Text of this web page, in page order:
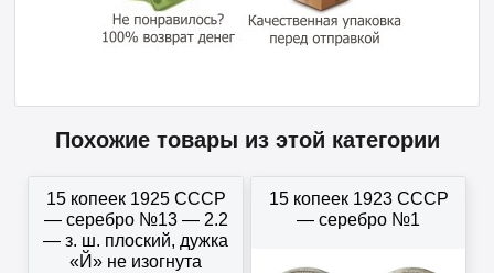
Похожие товары из этой категории
15 копеек 1925 СССР
— серебро №13 — 2.2
— з. ш. плоский, дужка
«Й» не изогнута
15 копеек 1923 СССР
— серебро №1